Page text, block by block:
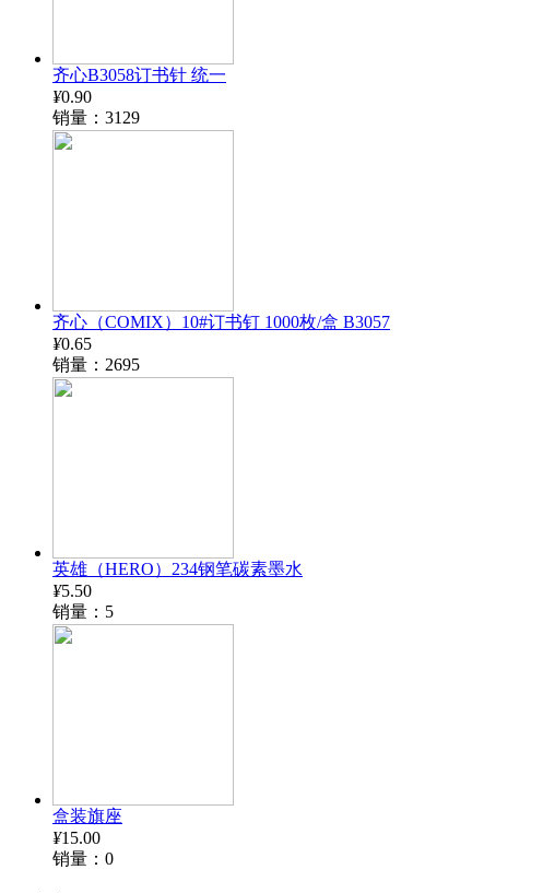
齐心B3058订书针 统一
¥0.90
销量：3129
齐心（COMIX）10#订书钉 1000枚/盒 B3057
¥0.65
销量：2695
英雄（HERO）234钢笔碳素墨水
¥5.50
销量：5
盒装旗座
¥15.00
销量：0